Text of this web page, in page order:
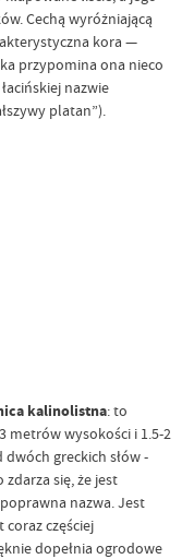
Cechą wyróżniającą
kora —
przypomina ona nieco
nazwie
platan”).
kalinolistna: to
metrów wysokości i 1.5-2
greckich słów -
zdarza się, że jest
nazwa. Jest
częściej
dopełnia ogrodowe